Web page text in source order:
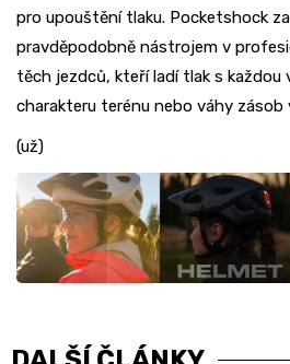
pro upouštění tlaku. Pocketshock
pravděpodobně nástrojem v
těch jezdců, kteří ladí tlak s každou
charakteru terénu nebo váhy zásob
(už)